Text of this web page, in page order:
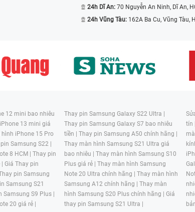
24h Dĩ An: 70 Nguyễn An Ninh, Dĩ An,
24h Vũng Tàu: 162A Ba Cu, Vũng Tàu,
12 mini bao nhiêu
13 mini giá
iPhone 15 Pro
Samsung S22 |
8 HCM | Thay pin
| Giá Thay pin
pin Samsung
Samsung S21
Samsung S9 Plus |
20 giá rẻ |
Thay pin Samsung Galaxy S22 Ultra |
Thay pin Samsung Galaxy S7 bao nhiêu
tiền | Thay pin Samsung A50 chính hãng |
Thay màn hình Samsung S21 Ultra giá
bao nhiêu | Thay màn hình Samsung S10
Plus giá rẻ | Thay màn hình Samsung
Note 20 Ultra chính hãng | Thay màn hình
Samsung A12 chính hãng | Thay màn
hình Samsung S20 Plus chính hãng | Giá
thay pin Samsung S21 Ultra |
tín |